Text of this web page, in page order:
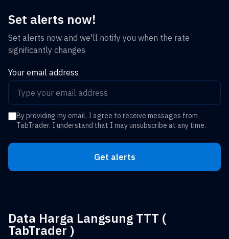
Set alerts now!
Set alerts now and we'll notify you when the rate
significantly changes
Your email address
By providing my email, I agree to receive messages from
TabTrader. I understand that I may unsubscribe at any time.
Get alerts
Data Harga Langsung TTT (
TabTrader )